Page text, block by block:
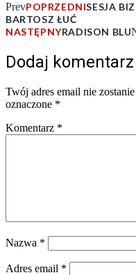
PrevPOPRZEDNISESJA
BARTOSZ ŁUĆ
NASTĘPNYRADISON BLU
Dodaj komentarz
Twój adres email nie
oznaczone *
Komentarz *
Nazwa *
Adres email *